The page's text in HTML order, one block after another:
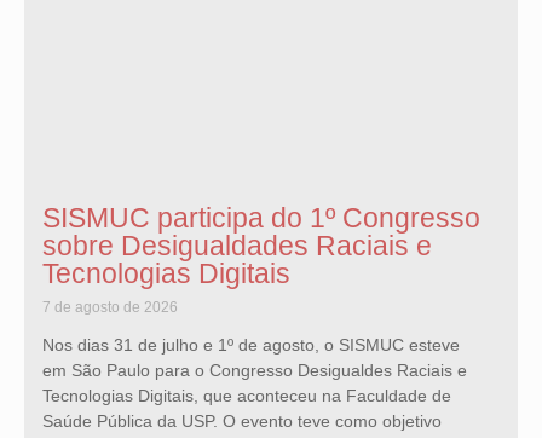
SISMUC participa do 1º Congresso
sobre Desigualdades Raciais e
Tecnologias Digitais
7 de agosto de 2026
Nos dias 31 de julho e 1º de agosto, o SISMUC esteve
em São Paulo para o Congresso Desigualdes Raciais e
Tecnologias Digitais, que aconteceu na Faculdade de
Saúde Pública da USP. O evento teve como objetivo